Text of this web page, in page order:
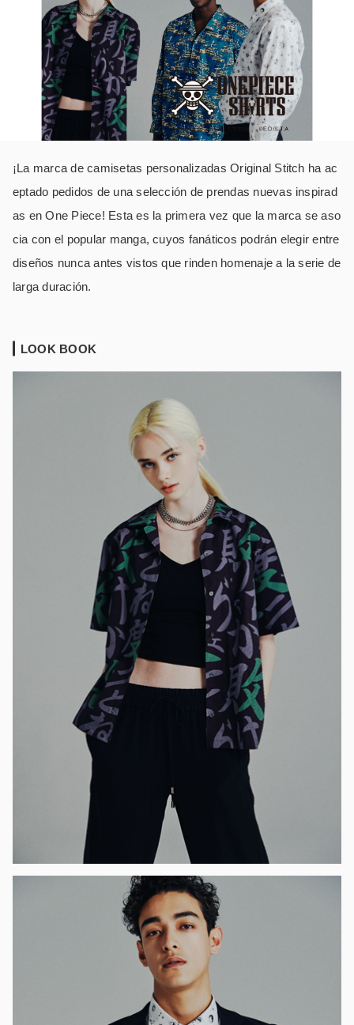
¡La marca de camisetas personalizadas Original Stitch ha ac
eptado pedidos de una selección de prendas nuevas inspirad
as en One Piece! Esta es la primera vez que la marca se aso
cia con el popular manga, cuyos fanáticos podrán elegir entre
diseños nunca antes vistos que rinden homenaje a la serie de
larga duración.
LOOK BOOK